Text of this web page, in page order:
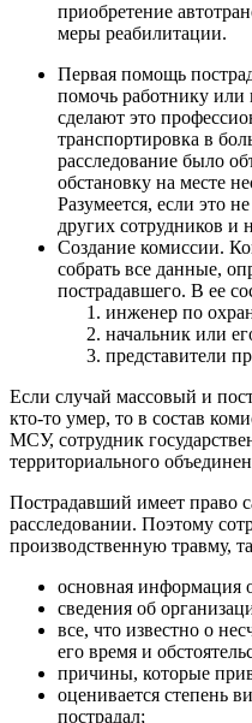
приобретение
меры реабилитации.
Первая помощь
помочь работнику или
сделают это
транспортировка в
расследование было
обстановку на месте
Разумеется, если это
других сотрудников и
Создание комиссии.
собрать все данные,
пострадавшего. В ее
инженер по
начальник или
представители
Если случай массовый и
кто-то умер, то в состав
МСУ, сотрудник
территориального
Пострадавший имеет право
расследовании. Поэтому
производственную травму,
основная информация
сведения об
все, что известно о
его время и
причины, которые
оценивается степень
пострадал;